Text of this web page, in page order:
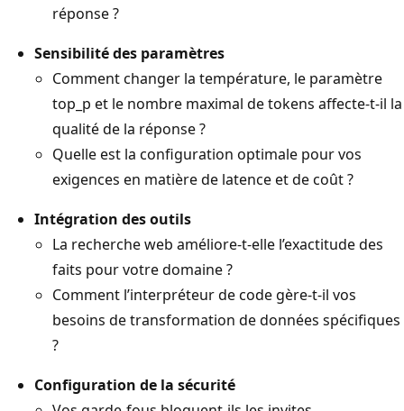
réponse ?
Sensibilité des paramètres
Comment changer la température, le paramètre
top_p et le nombre maximal de tokens affecte-t-il la
qualité de la réponse ?
Quelle est la configuration optimale pour vos
exigences en matière de latence et de coût ?
Intégration des outils
La recherche web améliore-t-elle l’exactitude des
faits pour votre domaine ?
Comment l’interpréteur de code gère-t-il vos
besoins de transformation de données spécifiques
?
Configuration de la sécurité